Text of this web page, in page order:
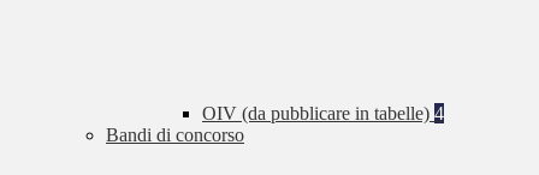
OIV (da pubblicare in tabelle) 4
Bandi di concorso